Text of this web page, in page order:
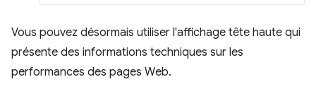
Vous pouvez désormais utiliser l'affichage tête haute qui
présente des informations techniques sur les
performances des pages Web.